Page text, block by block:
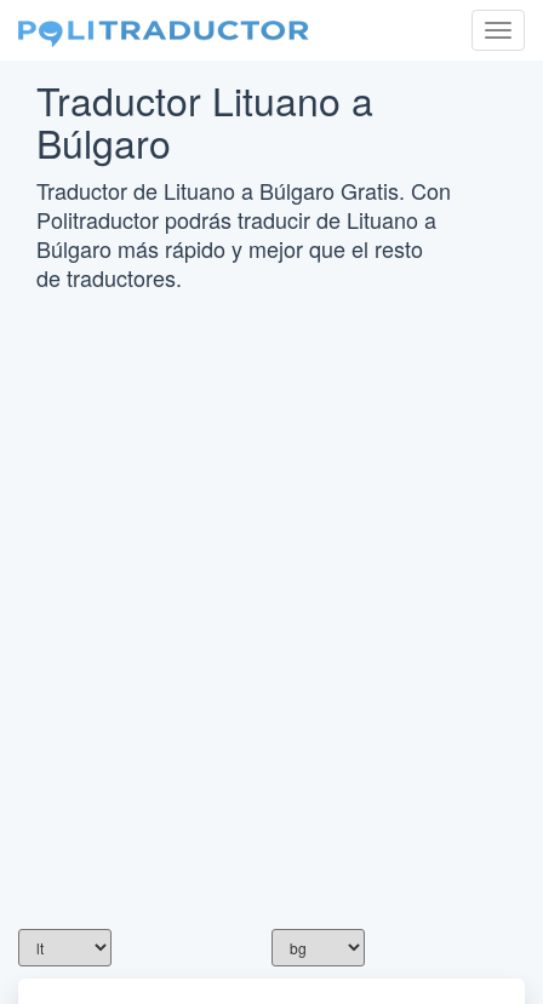
Traductor Lituano a
Búlgaro
Traductor de Lituano a Búlgaro Gratis. Con
Politraductor podrás traducir de Lituano a
Búlgaro más rápido y mejor que el resto
de traductores.